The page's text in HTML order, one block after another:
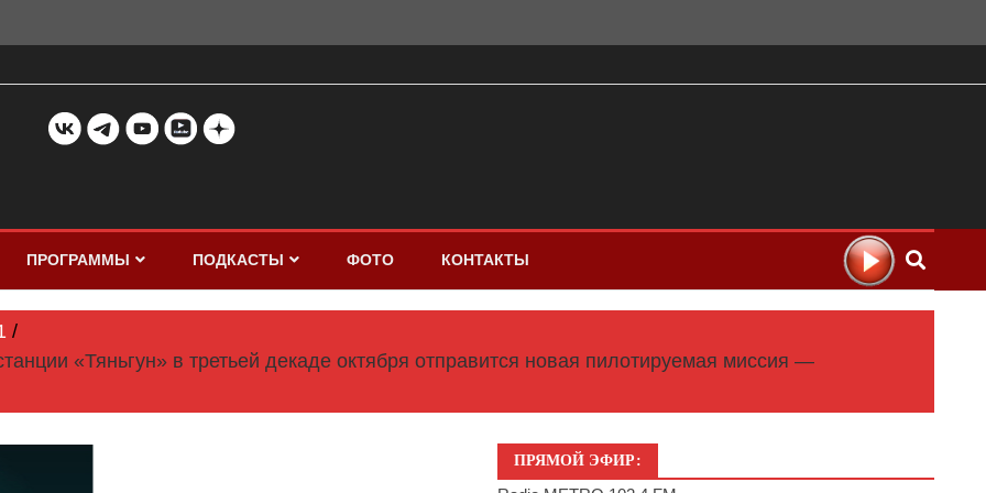
ПРОГРАММЫ ПОДКАСТЫ ФОТО КОНТАКТЫ
«Тяньгун» в третьей декаде октября отправится новая пилотируемая миссия —
ПРЯМОЙ ЭФИР: